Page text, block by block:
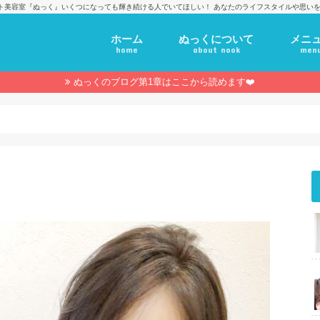
容室『ぬっく』いくつになっても輝き続ける人でいてほしい！ あなたのライフスタイルや思
ホーム
home
ぬっくについて
about nook
メニ
ぬっくのブログ第1章はここから読めます❤️